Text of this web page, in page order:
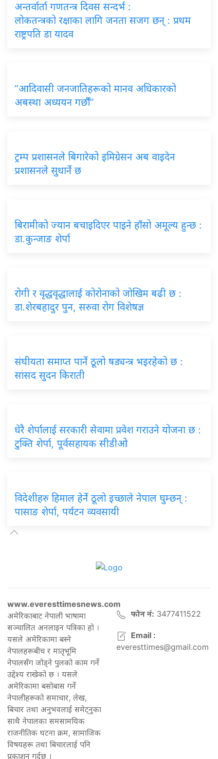
अन्तर्वार्ता गणतन्त्र दिवस सन्दर्भ :
लोकतन्त्रको रक्षाका लागि जनता सजग छन् : प्रथम
राष्ट्रपति डा यादव
”आदिवासी जनजातिहरूको मानव अधिकारको
अबस्था अध्ययन गर्छौं”
ट्रम्प प्रशासनले बिगारेको इमिग्रेसन अब वाइदेन
प्रशासनले सुधार्ने छ
बिरामीको ज्यान बचाइदिएर पाइने हाँसो अमूल्य हुन्छ :
डा.कुन्जाङ शेर्पा
रोगी र वृद्धवृद्धालाई कोरोनाको जोखिम बढी छ :
डा.शेरबहादुर पुन, सरुवा रोग विशेषज्ञ
संघीयता समाप्त पार्ने ठूलो षड्यन्त्र भइरहेको छ :
सांसद सुदन किराती
धेरै शेर्पालाई सरकारी सेवामा प्रवेश गराउने योजना छ :
टुक्ति शेर्पा, पूर्वसहायक सीडीओ
विदेशीहरु हिमाल हेर्ने ठूलो इच्छाले नेपाल घुम्छन् :
पासाङ शेर्पा, पर्यटन व्यवसायी
www.everesttimesnews.com
अमेरिकाबाट नेपाली भाषामा
सञ्चालित अनलाइन पत्रिका हो ।
यसले अमेरिकामा बस्ने
नेपालहरूबीच र मातृभूमि
नेपालसँग जोड्ने पुलको काम गर्ने
उद्देश्य राखेको छ । यसले
अमेरिकामा बसोबास गर्ने
नेपालीहरूको समाचार, लेख,
बिचार तथा अनुभवलाई समेट्नुका
साथै नेपालका समसामयिक
राजनीतिक घटना क्रम, सामाजिक
विषयहरू तथा बिचारलाई पनि
प्रकाशन गर्दछ ।
फोन नं: 3477411522
Email :
everesttimes@gmail.com